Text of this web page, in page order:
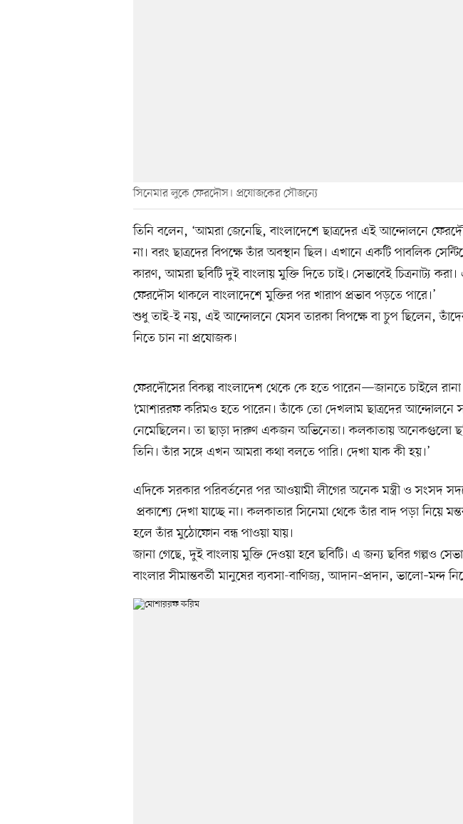
সিনেমার লুকে ফেরদৌস। প্রযোজকের সৌজন্যে
তিনি বলেন, ‘আমরা জেনেছি, বাংলাদেশে ছাত্রদের এই আন্দোলনে
না। বরং ছাত্রদের বিপক্ষে তাঁর অবস্থান ছিল। এখানে একটি পাবলিক
কারণ, আমরা ছবিটি দুই বাংলায় মুক্তি দিতে চাই। সেভাবেই চিত্রনাট্য
ফেরদৌস থাকলে বাংলাদেশে মুক্তির পর খারাপ প্রভাব পড়তে পারে।’
শুধু তাই-ই নয়, এই আন্দোলনে যেসব তারকা বিপক্ষে বা চুপ ছিলেন,
নিতে চান না প্রযোজক।
ফেরদৌসের বিকল্প বাংলাদেশ থেকে কে হতে পারেন—জানতে চাইলে
‘মোশাররফ করিমও হতে পারেন। তাঁকে তো দেখলাম ছাত্রদের আন্দোলনে
নেমেছিলেন। তা ছাড়া দারুণ একজন অভিনেতা। কলকাতায় অনেকগুলো
তিনি। তাঁর সঙ্গে এখন আমরা কথা বলতে পারি। দেখা যাক কী হয়।’
এদিকে সরকার পরিবর্তনের পর আওয়ামী লীগের অনেক মন্ত্রী ও সংসদ
প্রকাশ্যে দেখা যাচ্ছে না। কলকাতার সিনেমা থেকে তাঁর বাদ পড়া নিয়ে
হলে তাঁর মুঠোফোন বন্ধ পাওয়া যায়।
জানা গেছে, দুই বাংলায় মুক্তি দেওয়া হবে ছবিটি। এ জন্য ছবির গল্পও
বাংলার সীমান্তবর্তী মানুষের ব্যবসা-বাণিজ্য, আদান–প্রদান, ভালো–মন্দ